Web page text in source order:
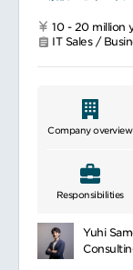
10 - 20 million
IT Sales /
Company overview
Responsibilities
Yuhi